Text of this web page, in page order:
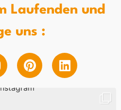
Laufenden und
uns :